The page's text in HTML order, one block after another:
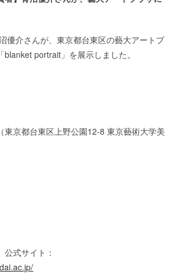
優介さんが、東京都台東区の藝大アートプ
blanket portrait」を展示しました。
東京都台東区上野公園12-8 東京藝術大学美
式サイト：